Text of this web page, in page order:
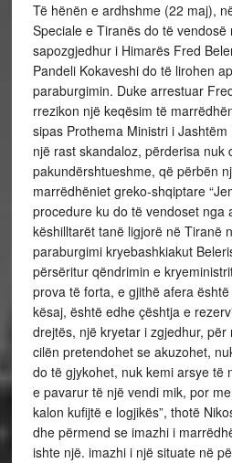
Të hënën e ardhshme (22 maj),
Speciale e Tiranës do të
sapozgjedhur i Himarës Fred
Pandeli Kokaveshi do të lirohen
paraburgimin. Duke arrestuar
rrezikon një keqësim të
sipas Prothema Ministri i
një rast skandaloz, përderisa nuk
pakundërshtueshme, që përbën
marrëdhëniet greko-shqiptare
procedure ku do të vendoset nga
këshilltarët tanë ligjorë në Tiranë
paraburgimi kryebashkiakut
përsëritur qëndrimin e
prova të forta, e gjithë afera
kësaj, është edhe çështja e
drejtës, një kryetar i zgjedhur,
cilën pretendohet se akuzohet,
do të gjykohet, nuk kemi arsye të
e pavarur të një vendi mik, por
kalon kufijtë e logjikës”, thotë
dhe përmend se imazhi i
ishte një. imazhi i një situate në